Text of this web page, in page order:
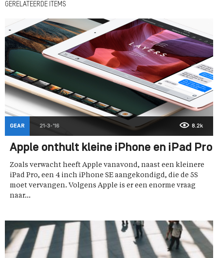
GERELATEERDE ITEMS
GEAR 21-3-'16 8.2k
Apple onthult kleine iPhone en iPad Pro
Zoals verwacht heeft Apple vanavond, naast een kleinere
iPad Pro, een 4 inch iPhone SE aangekondigd, die de 5S
moet vervangen. Volgens Apple is er een enorme vraag
naar...